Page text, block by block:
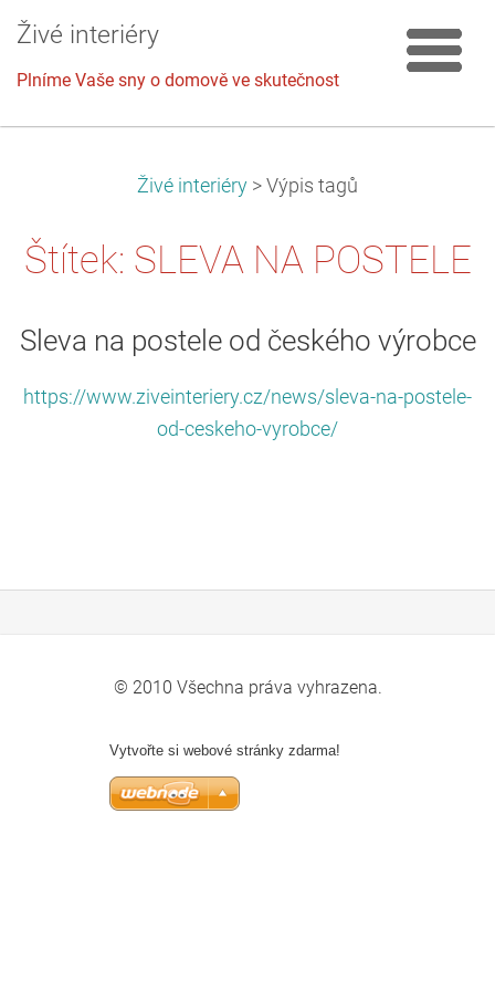
Živé interiéry
Plníme Vaše sny o domově ve skutečnost
Živé interiéry > Výpis tagů
Štítek: SLEVA NA POSTELE
Sleva na postele od českého výrobce
https://www.ziveinteriery.cz/news/sleva-na-postele-
od-ceskeho-vyrobce/
© 2010 Všechna práva vyhrazena.
Vytvořte si webové stránky zdarma!